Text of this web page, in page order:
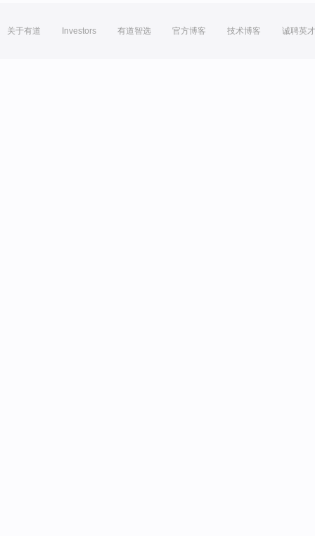
关于有道 Investors 有道智选 官方博客 技术博客 诚聘英才